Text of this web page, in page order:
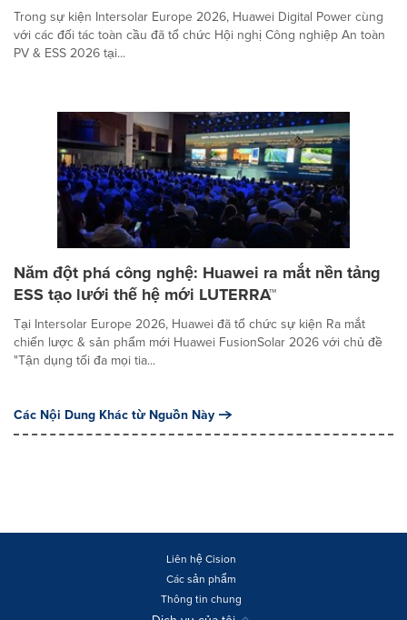
Trong sự kiện Intersolar Europe 2026, Huawei Digital Power cùng
với các đối tác toàn cầu đã tổ chức Hội nghị Công nghiệp An toàn
PV & ESS 2026 tại...
Năm đột phá công nghệ: Huawei ra mắt nền tảng
ESS tạo lưới thế hệ mới LUTERRA™
Tại Intersolar Europe 2026, Huawei đã tổ chức sự kiện Ra mắt
chiến lược & sản phẩm mới Huawei FusionSolar 2026 với chủ đề
"Tận dụng tối đa mọi tia...
Các Nội Dung Khác từ Nguồn Này
Liên hệ Cision
Các sản phẩm
Thông tin chung